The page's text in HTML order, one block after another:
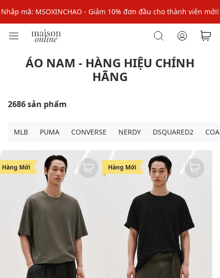
Nhập mã: MSOXINCHAO - Giảm 10% đơn đầu cho thành viên mới!
Nhập mã MSOPAY100: giảm ngay 10% khi thanh toán trực tuyến
ÁO NAM - HÀNG HIỆU CHÍNH
HÃNG
2686 sản phẩm
MLB PUMA CONVERSE NERDY DSQUARED2
Hàng Mới Hàng Mới